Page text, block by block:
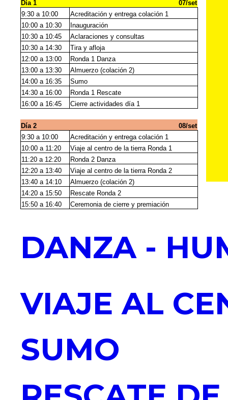
Día 1
07/set
9:30 a 10:00
Acreditación y entrega colación 1
10:00 a 10:30
Inauguración
10:30 a 10:45
Aclaraciones y consultas
10:30 a 14:30
Tira y afloja
12:00 a 13:00
Ronda 1 Danza
13:00 a 13:30
Almuerzo (colación 2)
14:00 a 16:35
Sumo
14:30 a 16:00
Ronda 1 Rescate
16:00 a 16:45
Cierre actividades día 1
Día 2
08/set
9:30 a 10:00
Acreditación y entrega colación 1
10:00 a 11:20
Viaje al centro de la tierra Ronda 1
11:20 a 12:20
Ronda 2 Danza
12:20 a 13:40
Viaje al centro de la tierra Ronda 2
13:40 a 14:10
Almuerzo (colación 2)
14:20 a 15:50
Rescate Ronda 2
15:50 a 16:40
Ceremonia de cierre y premiación
DANZA -
VIAJE AL
SUMO